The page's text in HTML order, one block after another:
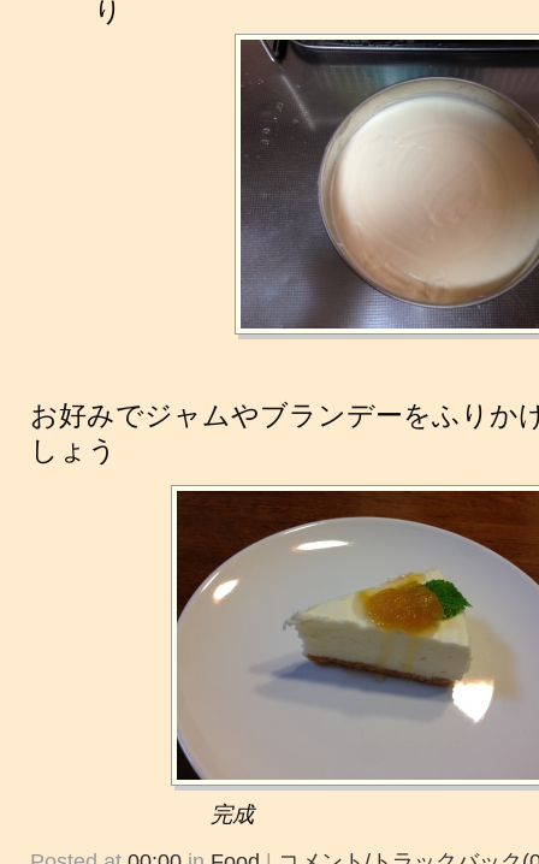
り
お好みでジャムやブランデーをふりか
しょう
完成